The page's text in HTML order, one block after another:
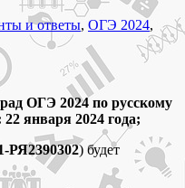
и ответы, ОГЭ 2024,
ОГЭ 2024 по русскому
января 2024 года;
РЯ2390302) будет